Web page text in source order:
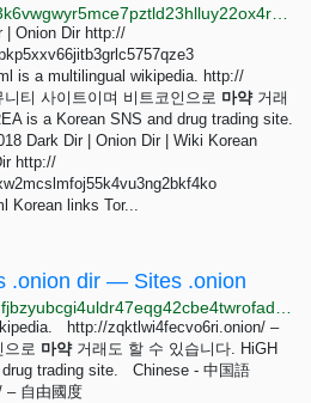
| Onion Dir http://
is a multilingual wikipedia. http://
티 사이트이며 비트코인으로 마약거래
is a Korean SNS and drug trading site.
Dark Dir | Onion Dir | Wiki Korean
http://
Korean links Tor...
.onion dir — Sites .onion
http://zqktlwi4fecvo6ri.onion/ –
으로 마약거래도 할 수 있습니다. HiGH
drug trading site. Chinese - 中国語
– 自由國度